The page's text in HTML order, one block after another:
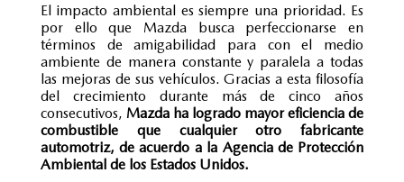
El impacto ambiental es siempre una prioridad. Es
por ello que Mazda busca perfeccionarse en
términos de amigabilidad para con el medio
ambiente de manera constante y paralela a todas
las mejoras de sus vehículos. Gracias a esta filosofía
del crecimiento durante más de cinco años
consecutivos, Mazda ha logrado mayor eficiencia de
combustible que cualquier otro fabricante
automotriz, de acuerdo a la Agencia de Protección
Ambiental de los Estados Unidos.